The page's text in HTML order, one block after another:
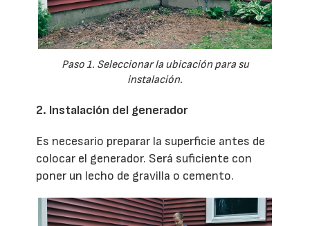
Paso 1. Seleccionar la ubicación para su
instalación.
2. Instalación del generador
Es necesario preparar la superficie antes de
colocar el generador. Será suficiente con
poner un lecho de gravilla o cemento.